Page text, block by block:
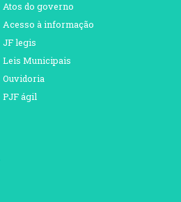
Atos do governo
Acesso à informação
JF legis
Leis Municipais
Ouvidoria
PJF ágil